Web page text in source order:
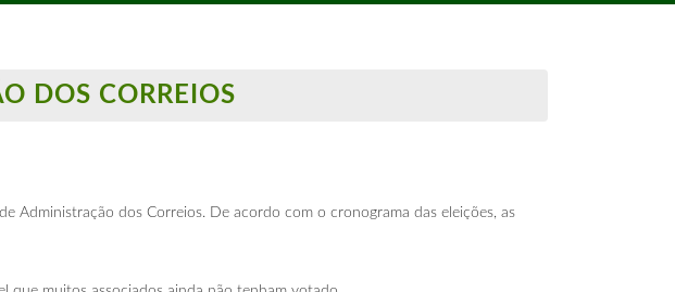
DOS CORREIOS
Administração dos Correios. De acordo com o cronograma das eleições, as